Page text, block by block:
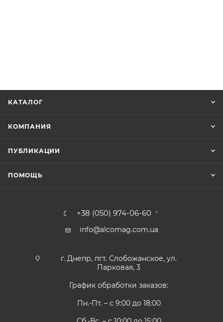
КАТАЛОГ
КОМПАНИЯ
ПУБЛИКАЦИИ
ПОМОЩЬ
+38 (050) 974-06-60
info@alcomag.com.ua
г. Днепр, пгт. Слобожанское, ул.
Парковая, 3
График обработки заказов:
Пн.-Пт. – с 9:00 до 18:00